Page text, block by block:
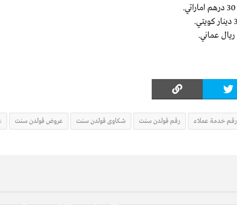
رقم خدمة عملاء رقم قولدن سنت شكاوى قولدن سنت عروض قولدن سنت